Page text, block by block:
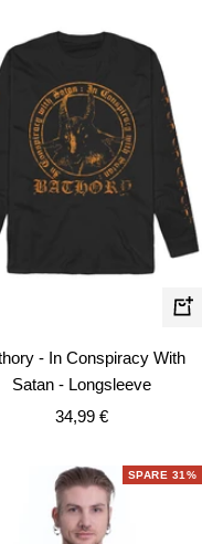
- In Conspiracy With
Satan - Longsleeve
Angebotspreis
34,99 €
SPARE 31%